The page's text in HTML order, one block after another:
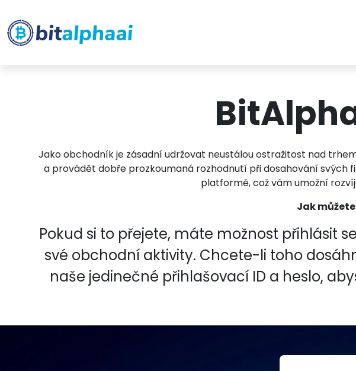
Jako obchodník je zásadní udržovat neustálou ostražitost nad
a provádět dobře prozkoumaná rozhodnutí při dosahování svých
platformě, což vám umožní
Jak
Pokud si to přejete, máte možnost přihlásit
své obchodní aktivity. Chcete-li toho
naše jedinečné přihlašovací ID a heslo,